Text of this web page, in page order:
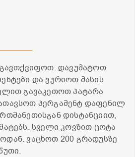
დავუმატოთ
და ვურიოთ მასის
გავაკეთოთ პატარა
პერგამენტ დაფენილ
დისტანციით,
სველი კოვზით ცოტა
ვაცხოთ 200 გრადუსზე